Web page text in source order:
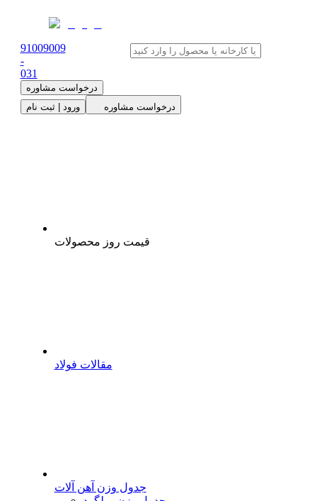
91009009
-
031
درخواست مشاوره
ورود | ثبت نام
درخواست مشاوره
قیمت روز محصولات
مقالات فولاد
جدول وزن آهن آلات